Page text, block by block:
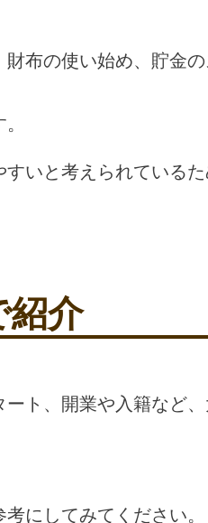
布の使い始め、貯金
いと考えられている
紹介
ト、開業や入籍など
にしてみてください。